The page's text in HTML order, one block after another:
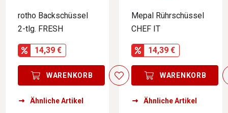
rotho Backschüssel
2-tlg. FRESH
14,39 €
WARENKORB
Ähnliche Artikel
Mepal Rührschüssel
CHEF IT
14,39 €
WARENKORB
Ähnliche Artikel